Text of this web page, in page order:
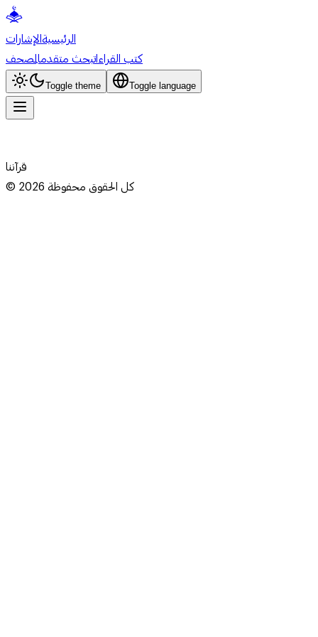
الرئيسيةالإشارات
كتب القراءاتبحث متقدمالمصحف
Toggle theme Toggle language
قرآننا
© 2026كل الحقوق محفوظة